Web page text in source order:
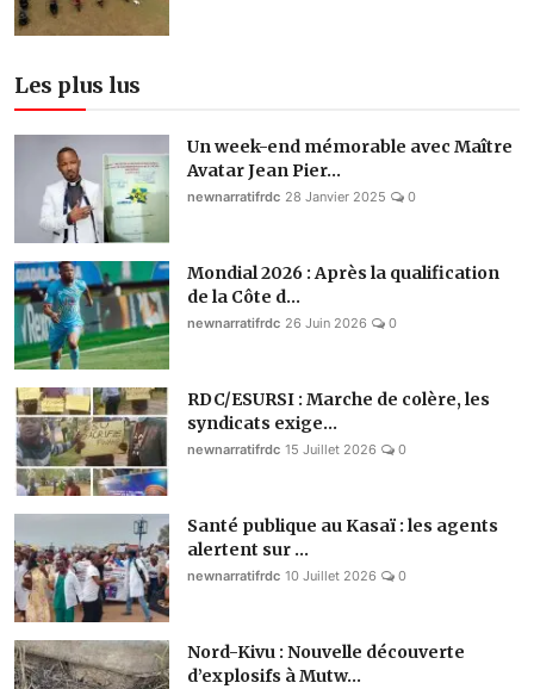
Les plus lus
Un week-end mémorable avec Maître
Avatar Jean Pier...
newnarratifrdc 28 Janvier 2025 0
Mondial 2026 : Après la qualification
de la Côte d...
newnarratifrdc 26 Juin 2026 0
RDC/ESURSI : Marche de colère, les
syndicats exige...
newnarratifrdc 15 Juillet 2026 0
Santé publique au Kasaï : les agents
alertent sur ...
newnarratifrdc 10 Juillet 2026 0
Nord-Kivu : Nouvelle découverte
d’explosifs à Mutw...